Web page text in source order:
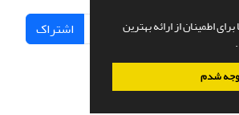
اطمینان از ارائه بهترین
شدم
اشتراک